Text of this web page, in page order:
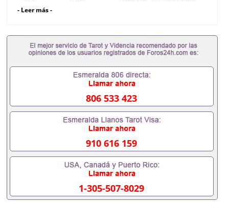
留学归国证明办理留信网认证办理留服认证办理学历
国文凭办理澳洲文凭办理英国文凭办理加拿大文凭办
理德国文凭 一、快速办理材料： 1、毕业证+成绩单
+留学回国人员证明+教育部认证,录取通知书，雅
友一份完美交代）； 2、雅思、托福，OFFER，在读
证明，学生卡等留学相关材料（申请学校、转学，甚
可以安排办理，毕业证成绩单，学校，专业，学位，
毕业时间都可以根据客户要求安排。 国内找工作假的
毕业证可以用吗551190476假的毕业证成绩单可以办
学历认证吗551190476要定居国外需要办理什么材料
551190476入职事业单位/国企假的毕业证会查吗
551190476入职国企/事业单位需要些什么材料
551190476办理假毕业证在国内能用吗, 挂科拿不到毕
业证怎么办, 毕业证丢了怎么办, 没有正常毕业怎么办
理毕业证,没毕业可以办学历认证吗,您是否因为中途
辍学、挂科而没有正常毕业551190476您是否因为递
交材料不齐而被拒之门外551190476您是否因没正常
- Leer más -
806 533 423
910 616 159
1-305-507-8029